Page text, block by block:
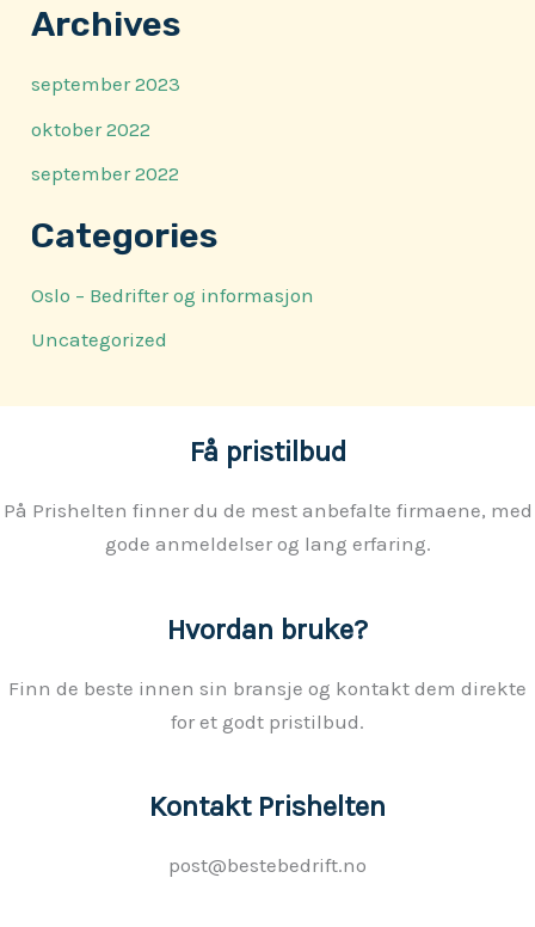
Archives
september 2023
oktober 2022
september 2022
Categories
Oslo – Bedrifter og informasjon
Uncategorized
Få pristilbud
På Prishelten finner du de mest anbefalte firmaene, med
gode anmeldelser og lang erfaring.
Hvordan bruke?
Finn de beste innen sin bransje og kontakt dem direkte
for et godt pristilbud.
Kontakt Prishelten
post@bestebedrift.no